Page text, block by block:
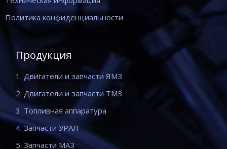
Политика конфиденциальности
Продукция
1. Двигатели и запчасти ЯМЗ
2. Двигатели и запчасти ТМЗ
3. Топливная аппаратура
4. Запчасти УРАЛ
5. Запчасти МАЗ